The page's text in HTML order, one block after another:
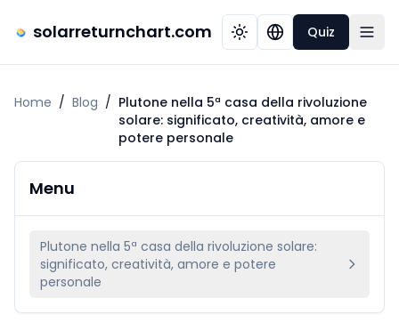
solarreturnchart.com Quiz
Home / Blog / Plutone nella 5ª casa della rivoluzione
solare: significato, creatività, amore e
potere personale
Menu
Plutone nella 5ª casa della rivoluzione solare:
significato, creatività, amore e potere
personale